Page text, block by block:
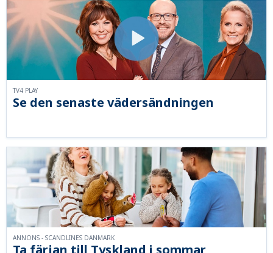
Se den senaste vädersändningen
TV4 PLAY
ANNONS - SCANDLINES DANMARK